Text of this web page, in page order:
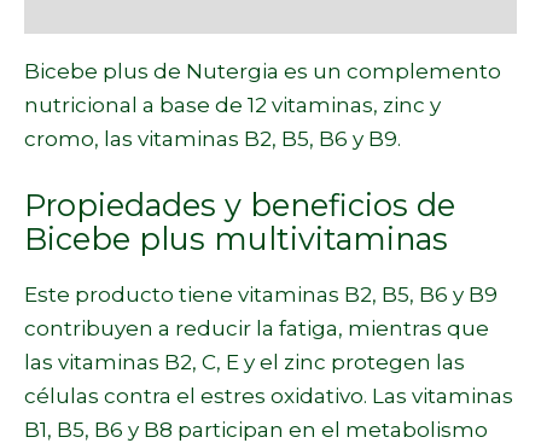
Bicebe plus de Nutergia es un complemento
nutricional a base de 12 vitaminas, zinc y
cromo, las vitaminas B2, B5, B6 y B9.
Propiedades y beneficios de
Bicebe plus multivitaminas
Este producto tiene vitaminas B2, B5, B6 y B9
contribuyen a reducir la fatiga, mientras que
las vitaminas B2, C, E y el zinc protegen las
células contra el estres oxidativo. Las vitaminas
B1, B5, B6 y B8 participan en el metabolismo